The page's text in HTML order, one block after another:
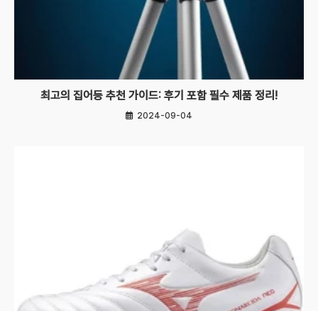
최고의 집어등 추천 가이드: 후기 포함 필수 제품 정리!
2024-09-04